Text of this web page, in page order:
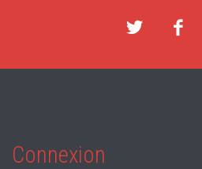
Connexion